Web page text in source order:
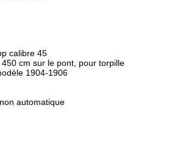
calibre 45
cm sur le pont, pour torpille
1904-1906
automatique